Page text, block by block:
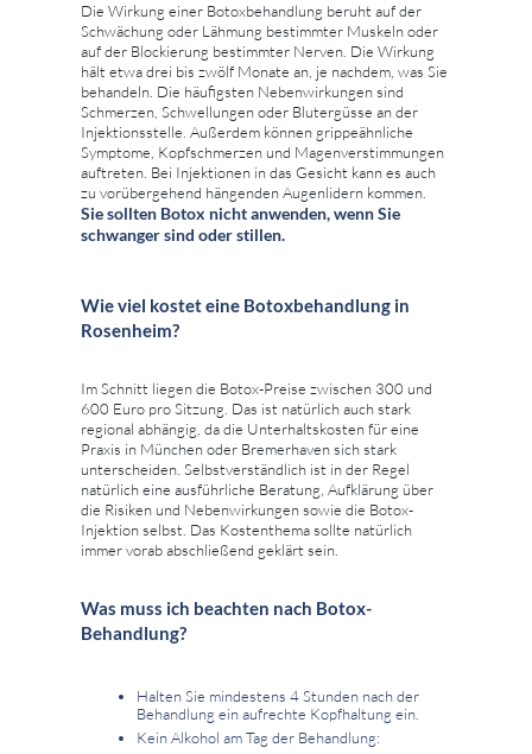
Die Wirkung einer Botoxbehandlung beruht auf der
Schwächung oder Lähmung bestimmter Muskeln oder
auf der Blockierung bestimmter Nerven. Die Wirkung
hält etwa drei bis zwölf Monate an, je nachdem, was Sie
behandeln. Die häufigsten Nebenwirkungen sind
Schmerzen, Schwellungen oder Blutergüsse an der
Injektionsstelle. Außerdem können grippeähnliche
Symptome, Kopfschmerzen und Magenverstimmungen
auftreten. Bei Injektionen in das Gesicht kann es auch
zu vorübergehend hängenden Augenlidern kommen.
Sie sollten Botox nicht anwenden, wenn Sie
schwanger sind oder stillen.
Wie viel kostet eine Botoxbehandlung in
Rosenheim?
Im Schnitt liegen die Botox-Preise zwischen 300 und
600 Euro pro Sitzung. Das ist natürlich auch stark
regional abhängig, da die Unterhaltskosten für eine
Praxis in München oder Bremerhaven sich stark
unterscheiden. Selbstverständlich ist in der Regel
natürlich eine ausführliche Beratung, Aufklärung über
die Risiken und Nebenwirkungen sowie die Botox-
Injektion selbst. Das Kostenthema sollte natürlich
immer vorab abschließend geklärt sein.
Was muss ich beachten nach Botox-
Behandlung?
Halten Sie mindestens 4 Stunden nach der
Behandlung ein aufrechte Kopfhaltung ein.
Kein Alkohol am Tag der Behandlung: